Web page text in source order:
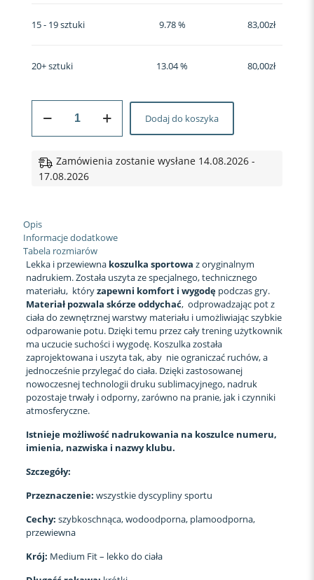
15 - 19 sztuki 9.78 % 83,00zł
20+ sztuki 13.04 % 80,00zł
Koszulka
Niebieski
Blask
Dodaj do koszyka
Zamówienia zostanie wysłane 14.08.2026 -
17.08.2026
Opis
Informacje dodatkowe
Tabela rozmiarów
Lekka i przewiewna koszulka sportowa z oryginalnym
nadrukiem. Została uszyta ze specjalnego, technicznego
materiału, któryzapewni komfort i wygodępodczas gry.
Materiał pozwala skórze oddychać, odprowadzając pot z
ciała do zewnętrznej warstwy materiału i umożliwiając szybkie
odparowanie potu. Dzięki temu przez cały trening użytkownik
ma uczucie suchości i wygodę. Koszulka została
zaprojektowana i uszyta tak, aby nie ograniczać ruchów, a
jednocześnie przylegać do ciała. Dzięki zastosowanej
nowoczesnej technologii druku sublimacyjnego, nadruk
pozostaje trwały i odporny, zarówno na pranie, jak i czynniki
atmosferyczne.
Istnieje możliwość nadrukowania na koszulce numeru,
imienia, nazwiska i nazwy klubu.
Szczegóły:
Przeznaczenie: wszystkie dyscypliny sportu
Cechy: szybkoschnąca, wodoodporna, plamoodporna,
przewiewna
Krój: Medium Fit – lekko do ciała